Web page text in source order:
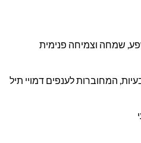
שמחה וצמיחה פנימית
המחוברות לענפים דמויי תיל